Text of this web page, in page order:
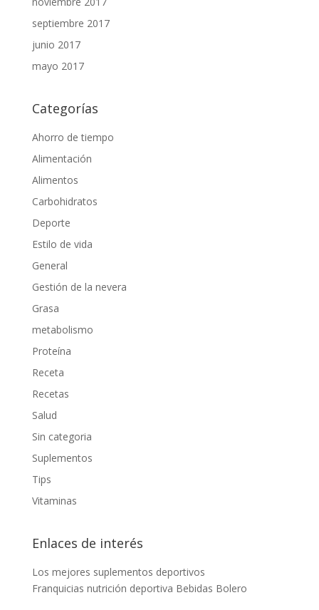
septiembre 2017
junio 2017
mayo 2017
Categorías
Ahorro de tiempo
Alimentación
Alimentos
Carbohidratos
Deporte
Estilo de vida
General
Gestión de la nevera
Grasa
metabolismo
Proteína
Receta
Recetas
Salud
Sin categoria
Suplementos
Tips
Vitaminas
Enlaces de interés
Los mejores suplementos deportivos
Franquicias nutrición deportiva Bebidas Bolero